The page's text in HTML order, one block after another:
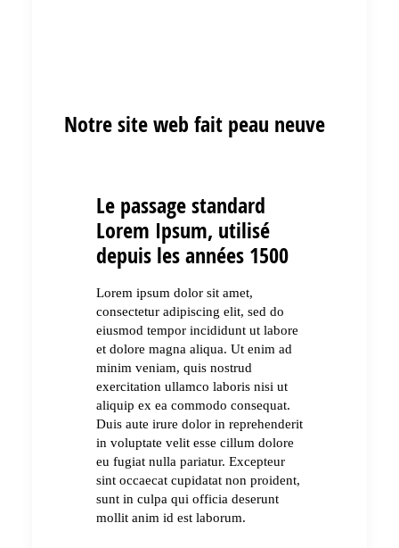
Notre site web fait peau neuve
Le passage standard
Lorem Ipsum, utilisé
depuis les années 1500
Lorem ipsum dolor sit amet,
consectetur adipiscing elit, sed do
eiusmod tempor incididunt ut labore
et dolore magna aliqua. Ut enim ad
minim veniam, quis nostrud
exercitation ullamco laboris nisi ut
aliquip ex ea commodo consequat.
Duis aute irure dolor in reprehenderit
in voluptate velit esse cillum dolore
eu fugiat nulla pariatur. Excepteur
sint occaecat cupidatat non proident,
sunt in culpa qui officia deserunt
mollit anim id est laborum.